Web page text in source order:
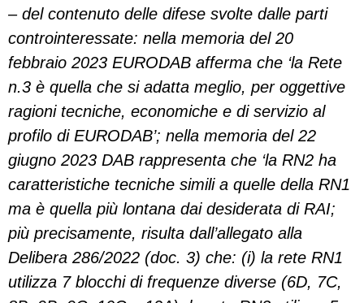
– del contenuto delle difese svolte dalle parti
controinteressate: nella memoria del 20
febbraio 2023 EURODAB afferma che ‘la Rete
n.3 è quella che si adatta meglio, per oggettive
ragioni tecniche, economiche e di servizio al
profilo di EURODAB’; nella memoria del 22
giugno 2023 DAB rappresenta che ‘la RN2 ha
caratteristiche tecniche simili a quelle della RN1
ma è quella più lontana dai desiderata di RAI;
più precisamente, risulta dall’allegato alla
Delibera 286/2022 (doc. 3) che: (i) la rete RN1
utilizza 7 blocchi di frequenze diverse (6D, 7C,